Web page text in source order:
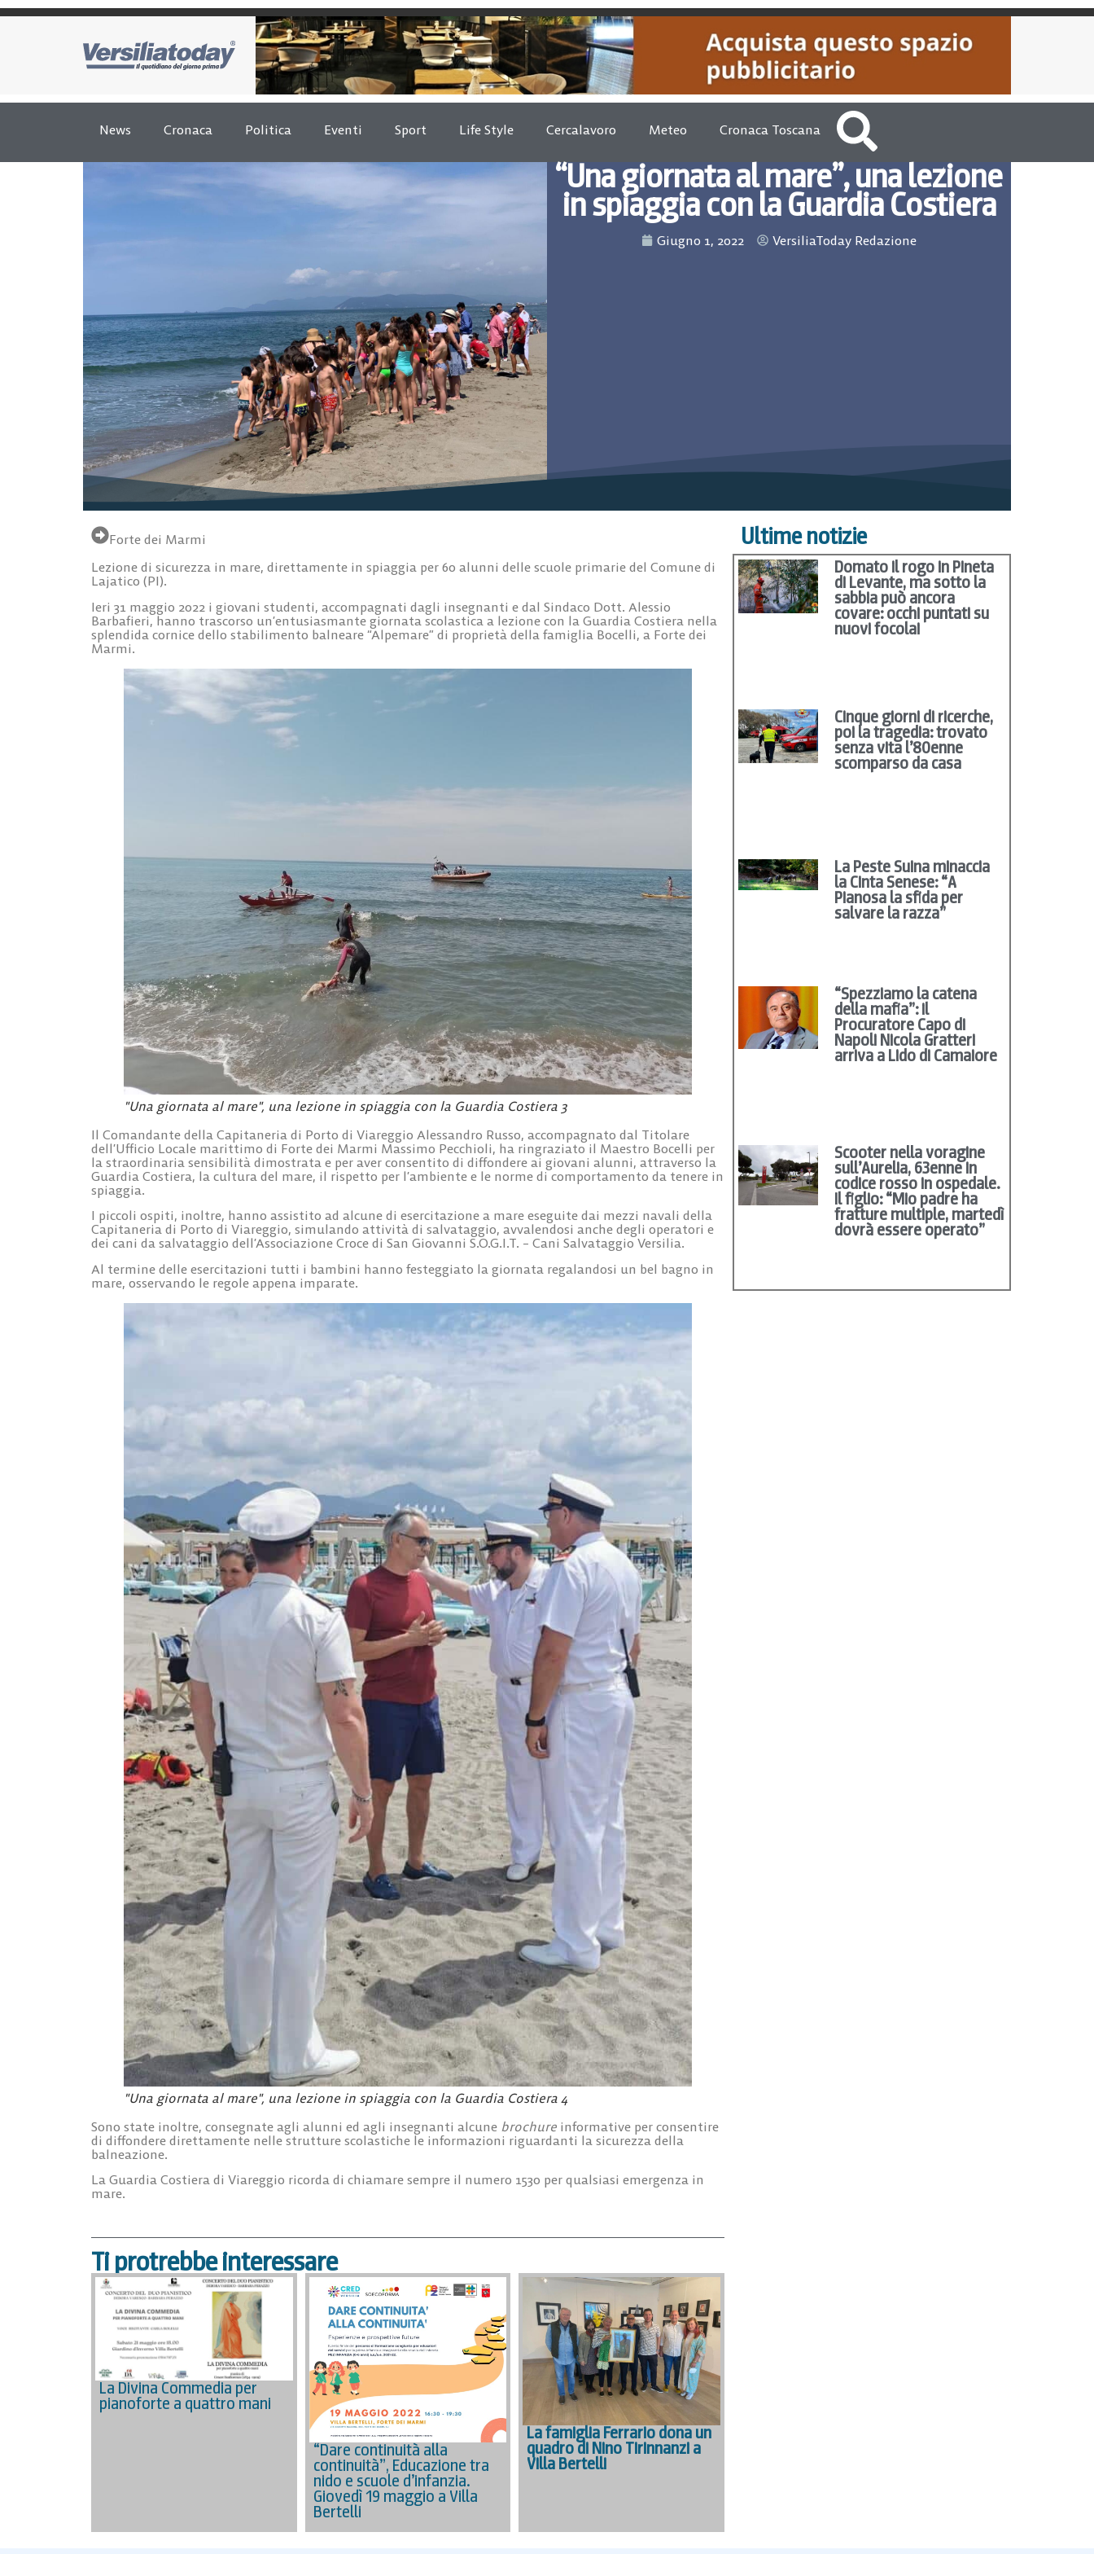
News Cronaca Politica Eventi Sport Life Style Cercalavoro Meteo Cronaca Toscana
“Una giornata al mare”, una lezione
in spiaggia con la Guardia Costiera
Giugno 1, 2022 VersiliaToday Redazione
Forte dei Marmi
Lezione di sicurezza in mare, direttamente in spiaggia per 60 alunni delle scuole primarie del Comune di
Lajatico (PI).
Ieri 31 maggio 2022 i giovani studenti, accompagnati dagli insegnanti e dal Sindaco Dott. Alessio
Barbafieri, hanno trascorso un’entusiasmante giornata scolastica a lezione con la Guardia Costiera nella
splendida cornice dello stabilimento balneare “Alpemare” di proprietà della famiglia Bocelli, a Forte dei
Marmi.
"Una giornata al mare", una lezione in spiaggia con la Guardia Costiera 3
Il Comandante della Capitaneria di Porto di Viareggio Alessandro Russo, accompagnato dal Titolare
dell’Ufficio Locale marittimo di Forte dei Marmi Massimo Pecchioli, ha ringraziato il Maestro Bocelli per
la straordinaria sensibilità dimostrata e per aver consentito di diffondere ai giovani alunni, attraverso la
Guardia Costiera, la cultura del mare, il rispetto per l’ambiente e le norme di comportamento da tenere in
spiaggia.
I piccoli ospiti, inoltre, hanno assistito ad alcune di esercitazione a mare eseguite dai mezzi navali della
Capitaneria di Porto di Viareggio, simulando attività di salvataggio, avvalendosi anche degli operatori e
dei cani da salvataggio dell’Associazione Croce di San Giovanni S.O.G.I.T. – Cani Salvataggio Versilia.
Al termine delle esercitazioni tutti i bambini hanno festeggiato la giornata regalandosi un bel bagno in
mare, osservando le regole appena imparate.
"Una giornata al mare", una lezione in spiaggia con la Guardia Costiera 4
Sono state inoltre, consegnate agli alunni ed agli insegnanti alcune brochure informative per consentire
di diffondere direttamente nelle strutture scolastiche le informazioni riguardanti la sicurezza della
balneazione.
La Guardia Costiera di Viareggio ricorda di chiamare sempre il numero 1530 per qualsiasi emergenza in
mare.
Ti protrebbe interessare
La Divina Commedia per
pianoforte a quattro mani
“Dare continuità alla
continuità”, Educazione tra
nido e scuole d’infanzia.
Giovedì 19 maggio a Villa
Bertelli
La famiglia Ferrario dona un
quadro di Nino Tirinnanzi a
Villa Bertelli
Ultime notizie
Domato il rogo in Pineta
di Levante, ma sotto la
sabbia può ancora
covare: occhi puntati su
nuovi focolai
Cinque giorni di ricerche,
poi la tragedia: trovato
senza vita l’80enne
scomparso da casa
La Peste Suina minaccia
la Cinta Senese: “A
Pianosa la sfida per
salvare la razza”
“Spezziamo la catena
della mafia”: il
Procuratore Capo di
Napoli Nicola Gratteri
arriva a Lido di Camaiore
Scooter nella voragine
sull’Aurelia, 63enne in
codice rosso in ospedale.
Il figlio: “Mio padre ha
fratture multiple, martedì
dovrà essere operato”